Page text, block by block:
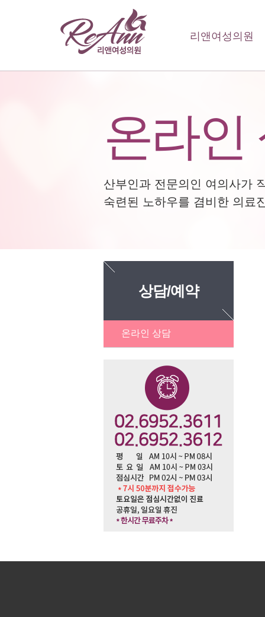
리앤여성의원
온라인
산부인과 전문의인 여의사가
숙련된 노하우를 겸비한 의료
상담/예약
온라인 상담